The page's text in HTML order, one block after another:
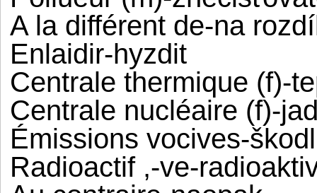
A la différent de-na
Enlaidir-hyzdit
Centrale thermique (f)-
Centrale nucléaire (f)-
Émissions vocives-
Radioactif ,-ve-